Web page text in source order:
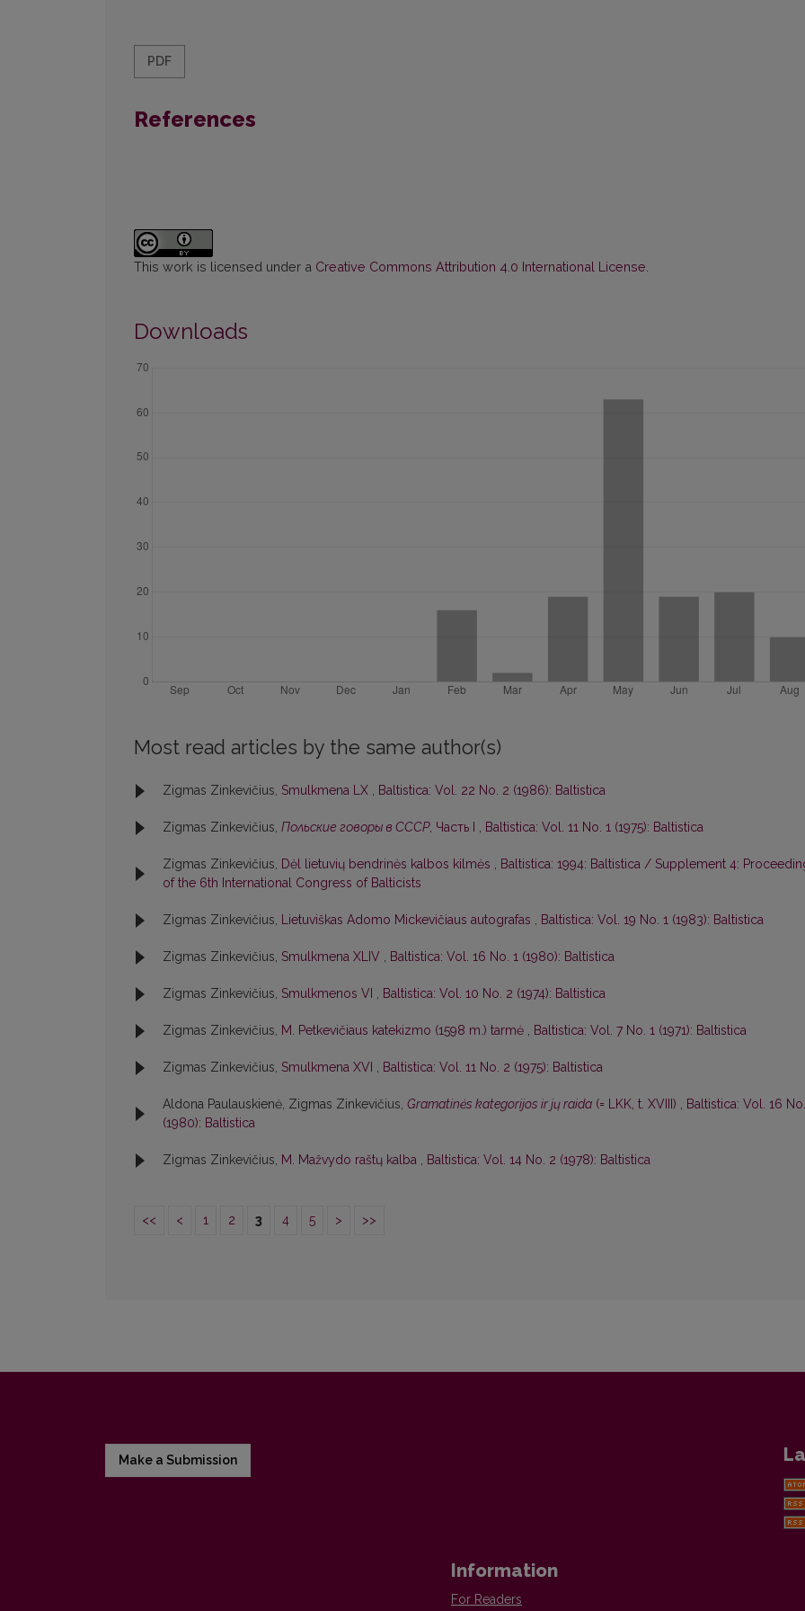
PDF
References
This work is licensed under a Creative Commons Attribution 4.0 International License
Downloads
Most read articles by the same author(s)
Zigmas Zinkevičius, Smulkmena LX , Baltistica: Vol. 22 No. 2 (1986): Baltistica
Zigmas Zinkevičius, Польские говоры в СССР, Часть I , Baltistica: Vol. 11 No. 1 (1975): Baltistica
Zigmas Zinkevičius, Dėl lietuvių bendrinės kalbos kilmės , Baltistica: 1994: Baltistica / Supplement 4:
of the 6th International Congress of Balticists
Zigmas Zinkevičius, Lietuviškas Adomo Mickevičiaus autografas , Baltistica: Vol. 19 No. 1 (1983): Baltistica
Zigmas Zinkevičius, Smulkmena XLIV , Baltistica: Vol. 16 No. 1 (1980): Baltistica
Zigmas Zinkevičius, Smulkmenos VI , Baltistica: Vol. 10 No. 2 (1974): Baltistica
Zigmas Zinkevičius, M. Petkevičiaus katekizmo (1598 m.) tarmė , Baltistica: Vol. 7 No. 1 (1971): Baltistica
Zigmas Zinkevičius, Smulkmena XVI , Baltistica: Vol. 11 No. 2 (1975): Baltistica
Aldona Paulauskienė, Zigmas Zinkevičius, Gramatinės kategorijos ir jų raida (= LKK, t. XVIII) , Baltistica: Vol. 16
(1980): Baltistica
Zigmas Zinkevičius, M. Mažvydo raštų kalba , Baltistica: Vol. 14 No. 2 (1978): Baltistica
<< < 1 2 3 4 5 > >>
Make a Submission
Information
For Readers